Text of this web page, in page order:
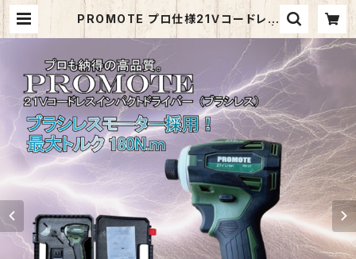
PROMOTE プロ仕様21Ｖコードレス
インパクトドライバー（ブラシレス） |
MANSHIN - Webショップ